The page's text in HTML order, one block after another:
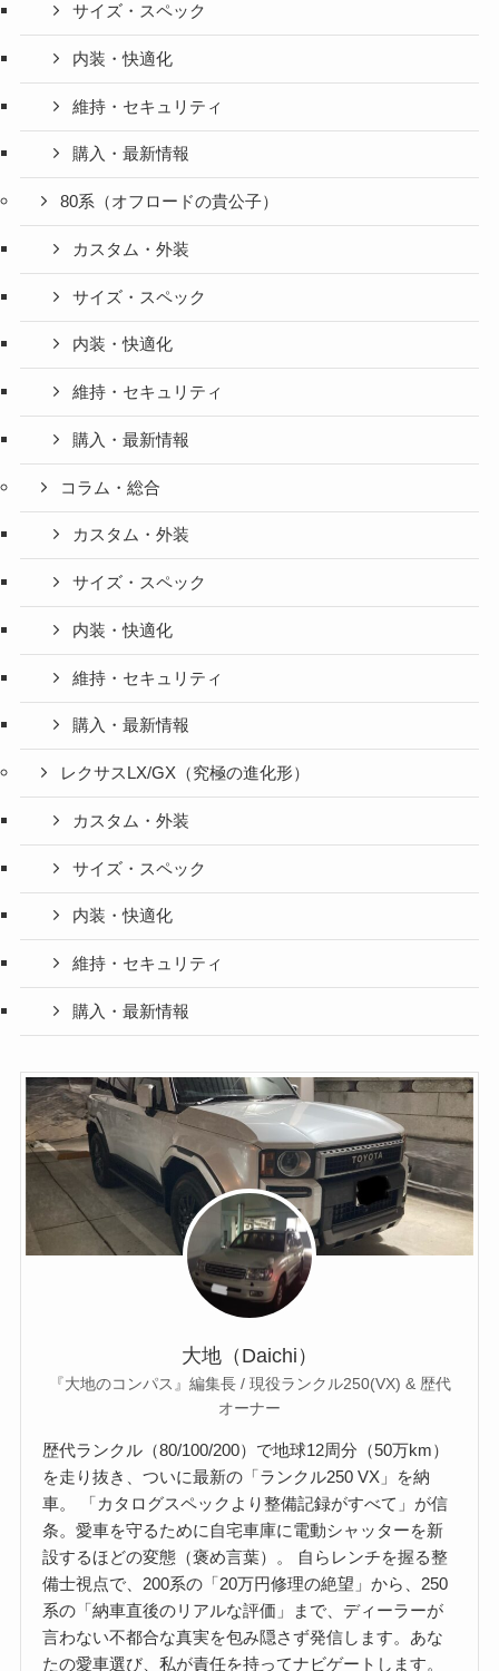
サイズ・スペック
内装・快適化
維持・セキュリティ
購入・最新情報
80系（オフロードの貴公子）
カスタム・外装
サイズ・スペック
内装・快適化
維持・セキュリティ
購入・最新情報
コラム・総合
カスタム・外装
サイズ・スペック
内装・快適化
維持・セキュリティ
購入・最新情報
レクサスLX/GX（究極の進化形）
カスタム・外装
サイズ・スペック
内装・快適化
維持・セキュリティ
購入・最新情報
大地（Daichi）
『大地のコンパス』編集長 / 現役ランクル250(VX) & 歴代
オーナー
歴代ランクル（80/100/200）で地球12周分（50万km）
を走り抜き、ついに最新の「ランクル250 VX」を納
車。 「カタログスペックより整備記録がすべて」が信
条。愛車を守るために自宅車庫に電動シャッターを新
設するほどの変態（褒め言葉）。 自らレンチを握る整
備士視点で、200系の「20万円修理の絶望」から、250
系の「納車直後のリアルな評価」まで、ディーラーが
言わない不都合な真実を包み隠さず発信します。あな
たの愛車選び、私が責任を持ってナビゲートします。